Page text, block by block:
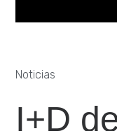
Noticias
I+D